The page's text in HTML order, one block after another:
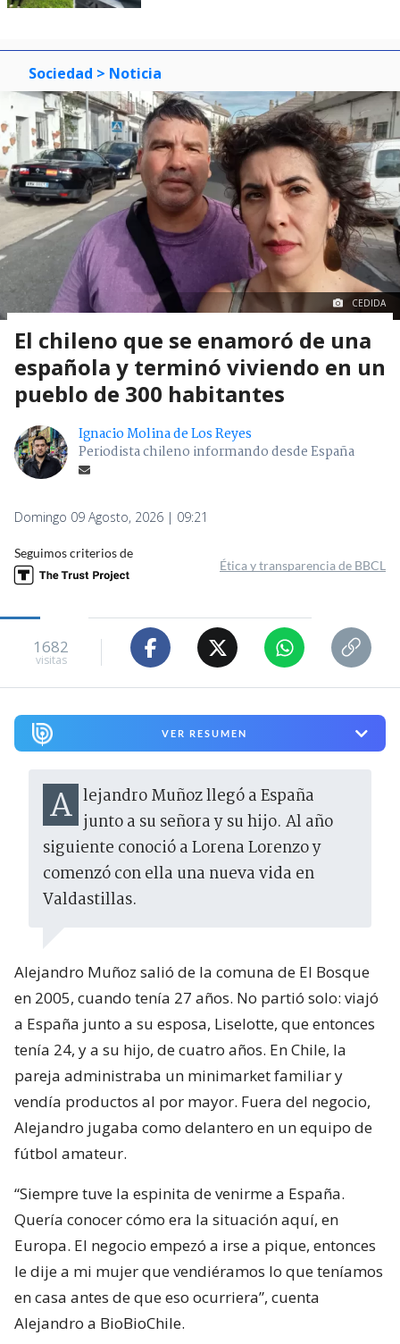
Sociedad > Noticia
CEDIDA
El chileno que se enamoró de una
española y terminó viviendo en un
pueblo de 300 habitantes
Ignacio Molina de Los Reyes
Periodista chileno informando desde España
Domingo 09 Agosto, 2026 | 09:21
Seguimos criterios de
Ética y transparencia de BBCL
1682
visitas
VER RESUMEN
Alejandro Muñoz llegó a España junto a su señora y su hijo. Al año
siguiente conoció a Lorena Lorenzo y
comenzó con ella una nueva vida en
Valdastillas.
Alejandro Muñoz salió de la comuna de El Bosque
en 2005, cuando tenía 27 años. No partió solo: viajó
a España junto a su esposa, Liselotte, que entonces
tenía 24, y a su hijo, de cuatro años. En Chile, la
pareja administraba un minimarket familiar y
vendía productos al por mayor. Fuera del negocio,
Alejandro jugaba como delantero en un equipo de
fútbol amateur.
“Siempre tuve la espinita de venirme a España.
Quería conocer cómo era la situación aquí, en
Europa. El negocio empezó a irse a pique, entonces
le dije a mi mujer que vendiéramos lo que teníamos
en casa antes de que eso ocurriera”, cuenta
Alejandro a BioBioChile.